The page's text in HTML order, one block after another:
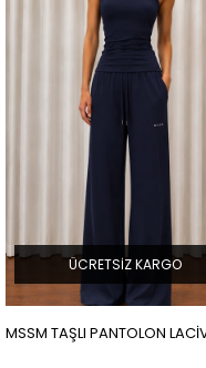
TAŞLI PANTOLON LACİVERT
ÜCRETSIZ KARGO